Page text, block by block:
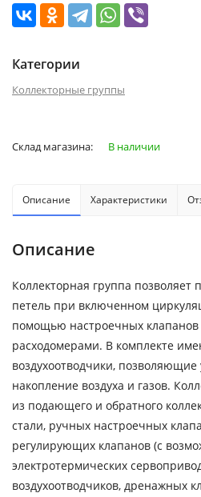
Категории
Коллекторные группы
Склад магазина: В наличии
Описание Характеристики
Описание
Коллекторная группа позволяет
петель при включенном
помощью настроечных клапанов
расходомерами. В комплекте
воздухоотводчики, позволяющие
накопление воздуха и газов.
из подающего и обратного
стали, ручных настроечных
регулирующих клапанов (с
электротермических
воздухоотводчиков, дренажных